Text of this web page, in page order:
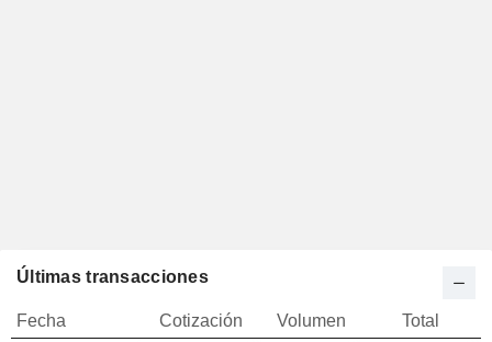
Últimas transacciones
Fecha Cotización Volumen
Total